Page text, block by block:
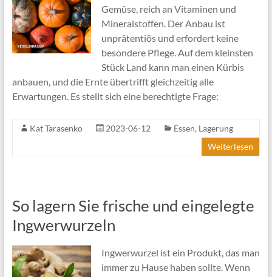
Gemüse, reich an Vitaminen und
Mineralstoffen. Der Anbau ist
unprätentiös und erfordert keine
besondere Pflege. Auf dem kleinsten
Stück Land kann man einen Kürbis
anbauen, und die Ernte übertrifft gleichzeitig alle
Erwartungen. Es stellt sich eine berechtigte Frage:
Kat Tarasenko 2023-06-12 Essen, Lagerung
Weiterlesen
So lagern Sie frische und eingelegte
Ingwerwurzeln
Ingwerwurzel ist ein Produkt, das man
immer zu Hause haben sollte. Wenn